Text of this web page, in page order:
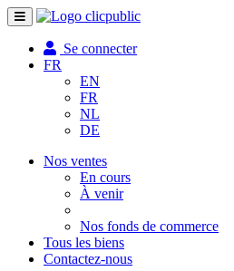
Toggle
navigation
Se connecter
FR
EN
FR
NL
DE
Nos ventes
En cours
À venir
Nos fonds de commerce
Tous les biens
Contactez-nous